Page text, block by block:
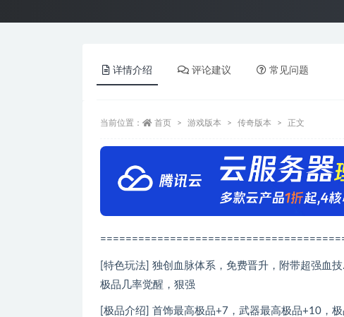
详情介绍 评论建议 常见问题
当前位置： 首页 游戏版本 传奇版本 正文
[特色玩法] 独创血脉体系，免费晋升，附带超强血
极品几率觉醒，狠强
[极品介绍] 首饰最高极品+7，武器最高极品+10，